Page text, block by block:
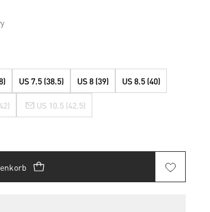
US 7.5 (38.5) US 8 (39) US 8.5 (40)
US 10.5 (42.5)